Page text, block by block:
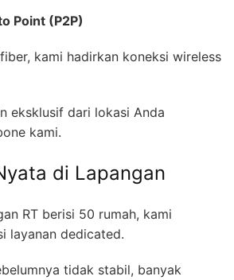
Point (P2P)
kami hadirkan koneksi wireless
eksklusif dari lokasi Anda
kami.
di Lapangan
RT berisi 50 rumah, kami
layanan dedicated.
tidak stabil, banyak